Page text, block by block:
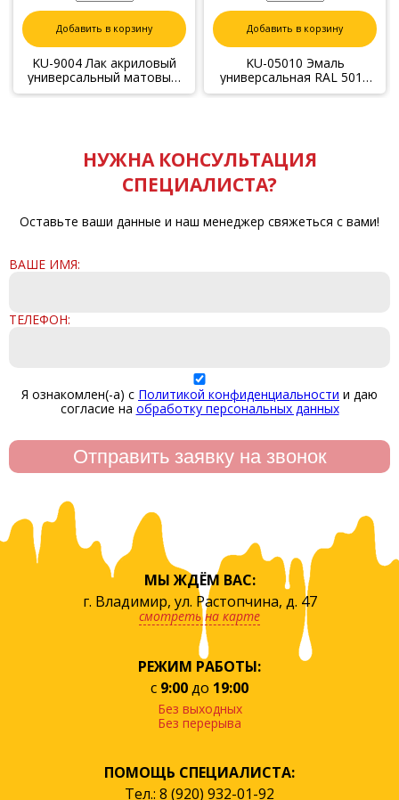
Добавить в корзину
KU-9004 Лак акриловый
универсальный матовый,
520мл
Добавить в корзину
KU-05010 Эмаль
универсальная RAL 5010
глубокий синий,520 мл
НУЖНА КОНСУЛЬТАЦИЯ
СПЕЦИАЛИСТА?
Оставьте ваши данные и наш менеджер свяжеться с вами!
ВАШЕ ИМЯ:
ТЕЛЕФОН:
Я ознакомлен(-а) с Политикой конфиденциальности и даю
согласие на обработку персональных данных
МЫ ЖДЁМ ВАС:
г. Владимир, ул. Растопчина, д. 47
смотреть на карте
РЕЖИМ РАБОТЫ:
с 9:00до 19:00
Без выходных
Без перерыва
ПОМОЩЬ СПЕЦИАЛИСТА:
Тел.: 8 (920) 932-01-92